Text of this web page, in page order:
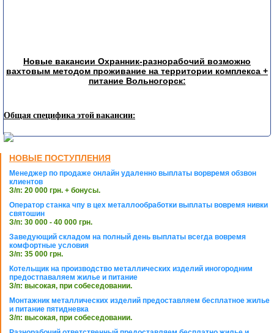
Новые вакансии Охранник-разнорабочий возможно
вахтовым методом проживание на территории комплекса +
питание Вольногорск:
Общая специфика этой вакансии:
НОВЫЕ ПОСТУПЛЕНИЯ
Менеджер по продаже онлайн удаленно выплаты ворвремя обзвон
клиентов
З/п: 20 000 грн. + бонусы.
Оператор станка чпу в цех металлообработки выплаты вовремя нивки
святошин
З/п: 30 000 - 40 000 грн.
Заведующий складом на полный день выплаты всегда вовремя
комфортные условия
З/п: 35 000 грн.
Котельщик на производство металлических изделий иногородним
предостпаваляем жилье и питание
З/п: высокая, при собеседовании.
Монтажник металлических изделий предоставляем бесплатное жилье
и питание пятидневка
З/п: высокая, при собеседовании.